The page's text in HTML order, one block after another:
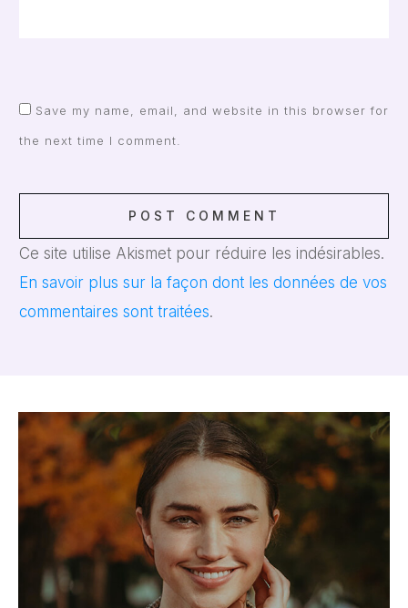
Save my name, email, and website in this browser for
the next time I comment.
POST COMMENT
Ce site utilise Akismet pour réduire les indésirables.
En savoir plus sur la façon dont les données de vos
commentaires sont traitées.